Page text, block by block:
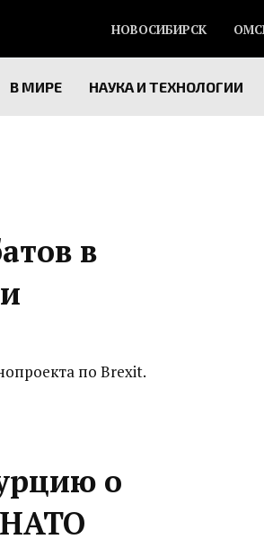
НОВОСИБИРСК
В МИРЕ НАУКА И ТЕХНОЛОГИИ
в
по Brexit.
о